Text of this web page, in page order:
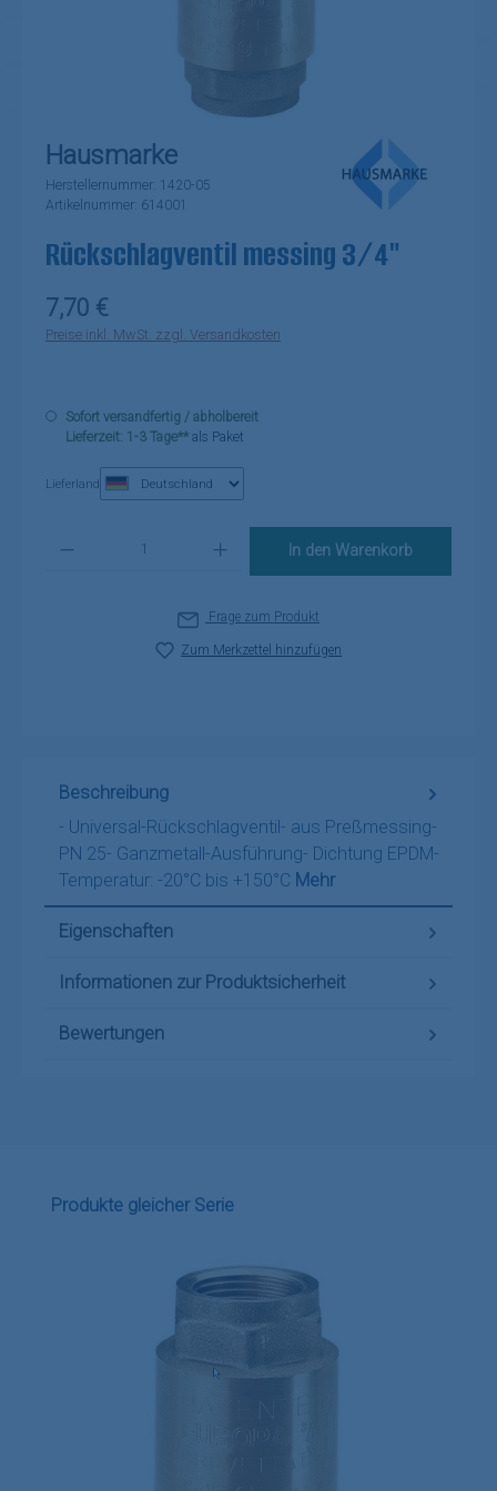
Hausmarke
Herstellernummer: 1420-05
Artikelnummer: 614001
Rückschlagventil messing 3/4"
Regulärer Preis:
7,70 €
Preise inkl. MwSt. zzgl. Versandkosten
Sofort versandfertig / abholbereit
Lieferzeit: 1-3 Tage** als Paket
Lieferland
In den Warenkorb
Frage zum Produkt
Zum Merkzettel hinzufügen
Beschreibung
- Universal-Rückschlagventil- aus Preßmessing-
PN 25- Ganzmetall-Ausführung- Dichtung EPDM-
Temperatur: -20°C bis +150°C Mehr
Eigenschaften
Informationen zur Produktsicherheit
Bewertungen
Produktgalerie überspringen
Produkte gleicher Serie